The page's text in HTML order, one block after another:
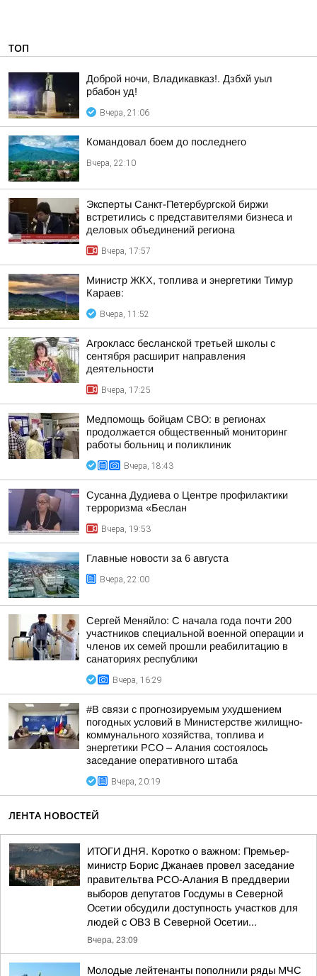
ТОП
Доброй ночи, Владикавказ!. Дзбхй уыл
рбабон уд!
Вчера, 21:06
Командовал боем до последнего
Вчера, 22:10
Эксперты Санкт-Петербургской биржи
встретились с представителями бизнеса и
деловых объединений региона
Вчера, 17:57
Министр ЖКХ, топлива и энергетики Тимур
Караев:
Вчера, 11:52
Агрокласс бесланской третьей школы с
сентября расширит направления
деятельности
Вчера, 17:25
Медпомощь бойцам СВО: в регионах
продолжается общественный мониторинг
работы больниц и поликлиник
Вчера, 18:43
Сусанна Дудиева о Центре профилактики
терроризма «Беслан
Вчера, 19:53
Главные новости за 6 августа
Вчера, 22:00
Сергей Меняйло: С начала года почти 200
участников специальной военной операции и
членов их семей прошли реабилитацию в
санаториях республики
Вчера, 16:29
#В связи с прогнозируемым ухудшением
погодных условий в Министерстве жилищно-
коммунального хозяйства, топлива и
энергетики РСО – Алания состоялось
заседание оперативного штаба
Вчера, 20:19
ЛЕНТА НОВОСТЕЙ
ИТОГИ ДНЯ. Коротко о важном: Премьер-
министр Борис Джанаев провел заседание
правительтва РСО-Алания В преддверии
выборов депутатов Госдумы в Северной
Осетии обсудили доступность участков для
людей с ОВЗ В Северной Осетии...
Вчера, 23:09
Молодые лейтенанты пополнили ряды МЧС